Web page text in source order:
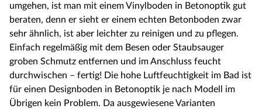
umgehen, ist man mit einem Vinylboden in Betonoptik gut
beraten, denn er sieht er einem echten Betonboden zwar
sehr ähnlich, ist aber leichter zu reinigen und zu pflegen.
Einfach regelmäßig mit dem Besen oder Staubsauger
groben Schmutz entfernen und im Anschluss feucht
durchwischen – fertig! Die hohe Luftfeuchtigkeit im Bad ist
für einen Designboden in Betonoptik je nach Modell im
Übrigen kein Problem. Da ausgewiesene Varianten